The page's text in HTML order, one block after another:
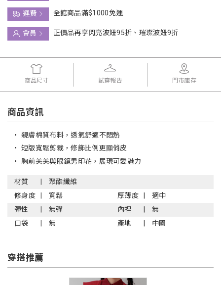
運費
全館商品滿$1000免運
會員
正價品再享閃亮波妞95折、璀璨波妞9折
商品尺寸 試穿報告 門市庫存
商品資訊
• 親膚棉質布料，透氣舒適不悶熱
• 短版寬鬆剪裁，修飾比例更顯俏皮
• 胸前美美與眼鏡男印花，展現可愛魅力
材質
聚酯纖維
修身度
寬鬆 厚薄度
適中
彈性
無彈 內裡
無
口袋
無 產地 中國
穿搭推薦